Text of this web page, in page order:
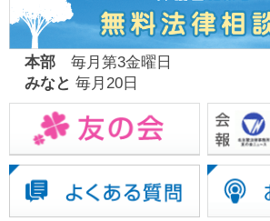
本部毎月第3金曜日
みなと 毎月20日